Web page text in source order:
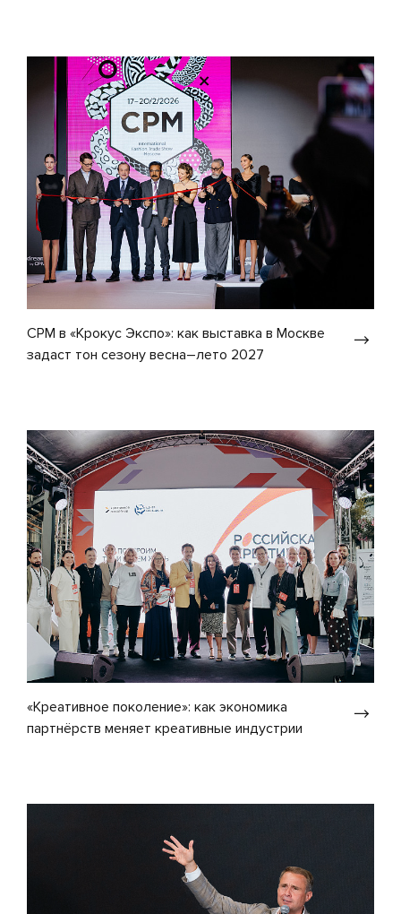
CPM в «Крокус Экспо»: как выставка в Москве
задаст тон сезону весна–лето 2027
«Креативное поколение»: как экономика
партнёрств меняет креативные индустрии